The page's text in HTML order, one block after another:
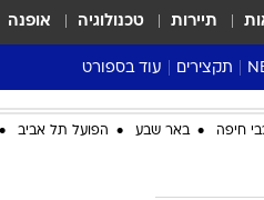
תיירות טכנולוגיה אופנה
תקצירים עוד בספורט
מונדיאל 2026
NBA
חיפה באר שבע הפועל תל אביב